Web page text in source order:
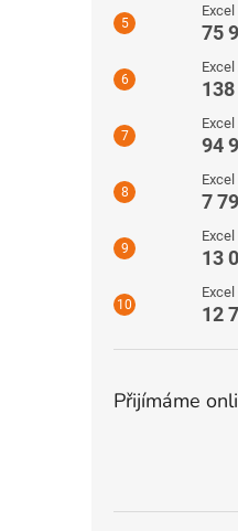
75
94
Excel
7
Excel
13
12
Přijímáme